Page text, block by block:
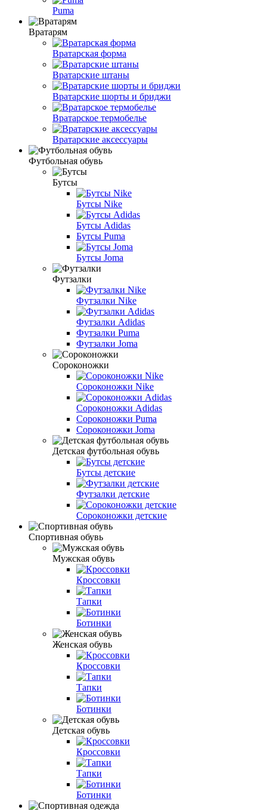
Puma
Вратарям
Вратарская форма
Вратарские штаны
Вратарские шорты и бриджи
Вратарское термобелье
Вратарские аксессуары
Футбольная обувь
Бутсы
Бутсы Nike
Бутсы Adidas
Бутсы Puma
Бутсы Joma
Футзалки
Футзалки Nike
Футзалки Adidas
Футзалки Puma
Футзалки Joma
Сороконожки
Сороконожки Nike
Сороконожки Adidas
Сороконожки Puma
Сороконожки Joma
Детская футбольная обувь
Бутсы детские
Футзалки детские
Сороконожки детские
Спортивная обувь
Мужская обувь
Кроссовки
Тапки
Ботинки
Женская обувь
Кроссовки
Тапки
Ботинки
Детская обувь
Кроссовки
Тапки
Ботинки